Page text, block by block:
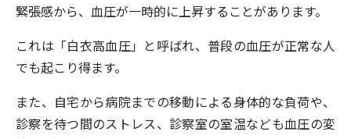
緊張感から、血圧が一時的に上昇することがあります。
これは「白衣高血圧」と呼ばれ、普段の血圧が正常な人
でも起こり得ます。
また、自宅から病院までの移動による身体的な負荷や、
診察を待つ間のストレス、診察室の室温なども血圧の変